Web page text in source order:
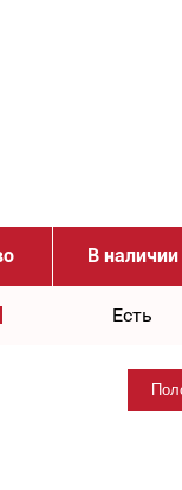
В наличии
Есть